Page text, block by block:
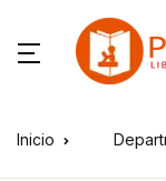
Inicio